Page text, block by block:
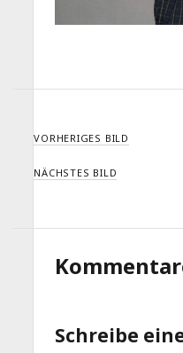
VORHERIGES BILD
NÄCHSTES BILD
Schreibe